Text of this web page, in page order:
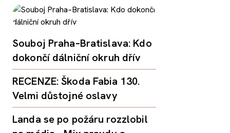
Souboj Praha–Bratislava: Kdo
dokončí dálniční okruh dřív
RECENZE: Škoda Fabia 130.
Velmi důstojné oslavy
Landa se po požáru rozzlobil